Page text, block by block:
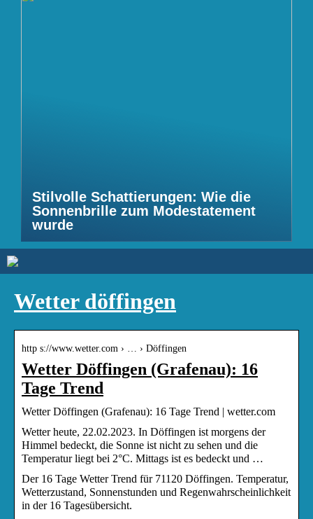
Stilvolle Schattierungen: Wie die
Sonnenbrille zum Modestatement
wurde
Wetter döffingen
http s://www.wetter.com › … › Döffingen
Wetter Döffingen (Grafenau): 16
Tage Trend
Wetter Döffingen (Grafenau): 16 Tage Trend | wetter.com
Wetter heute, 22.02.2023. In Döffingen ist morgens der
Himmel bedeckt, die Sonne ist nicht zu sehen und die
Temperatur liegt bei 2°C. Mittags ist es bedeckt und …
Der 16 Tage Wetter Trend für 71120 Döffingen. Temperatur,
Wetterzustand, Sonnenstunden und Regenwahrscheinlichkeit
in der 16 Tagesübersicht.